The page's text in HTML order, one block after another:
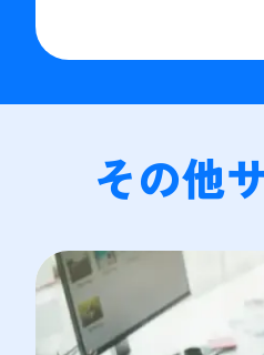
その他